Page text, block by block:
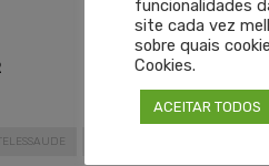
TELESSAUDE
funcionalidades
site cada vez
sobre quais
Cookies.
ACEITAR TODOS